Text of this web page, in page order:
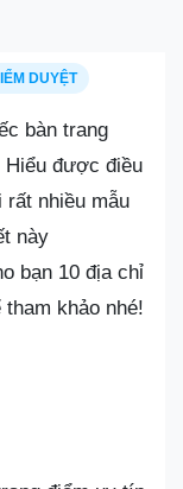
DUYỆT
bàn trang
Hiểu được điều
nhiều mẫu
này
bạn 10 địa chỉ
tham khảo nhé!